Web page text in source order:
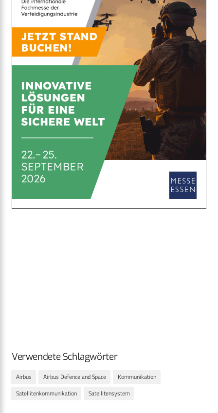
Verwendete Schlagwörter
Airbus Airbus Defence and Space
Kommunikation
Satellitenkommunikation
Satellitensystem